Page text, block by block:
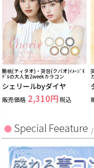
脆桃(チィタオ)・哭包(クバオ)ｲﾒｰｼﾞﾓ
ﾃﾞﾙの大人気2weekカラコン
シェリールbyダイヤ
販売価格 2,310 税込
Special Feeature